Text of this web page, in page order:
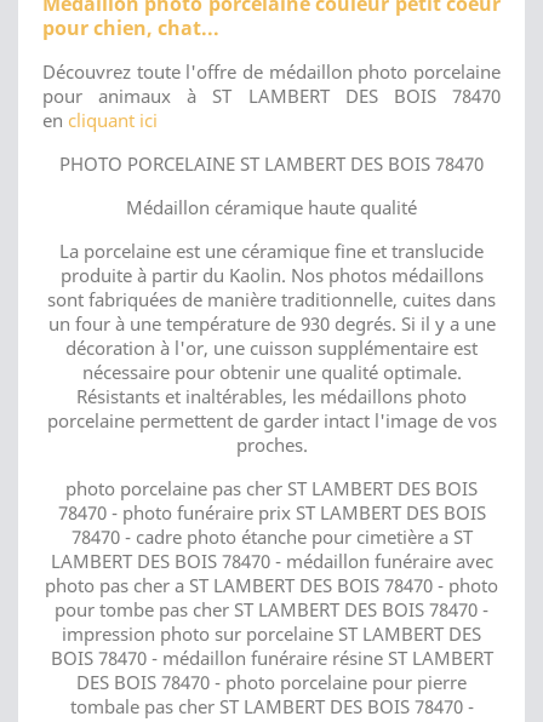
pour chien, chat...
Découvrez toute l'offre de médaillon photo porcelaine
pour animaux à ST LAMBERT DES BOIS 78470
en cliquant ici
PHOTO PORCELAINE ST LAMBERT DES BOIS 78470
Médaillon céramique haute qualité
La porcelaine est une céramique fine et translucide
produite à partir du Kaolin. Nos photos médaillons
sont fabriquées de manière traditionnelle, cuites dans
un four à une température de 930 degrés. Si il y a une
décoration à l'or, une cuisson supplémentaire est
nécessaire pour obtenir une qualité optimale.
Résistants et inaltérables, les médaillons photo
porcelaine permettent de garder intact l'image de vos
proches.
photo porcelaine pas cher ST LAMBERT DES BOIS
78470 - photo funéraire prix ST LAMBERT DES BOIS
78470 - cadre photo étanche pour cimetière a ST
LAMBERT DES BOIS 78470 - médaillon funéraire avec
photo pas cher a ST LAMBERT DES BOIS 78470 - photo
pour tombe pas cher ST LAMBERT DES BOIS 78470 -
impression photo sur porcelaine ST LAMBERT DES
BOIS 78470 - médaillon funéraire résine ST LAMBERT
DES BOIS 78470 - photo porcelaine pour pierre
tombale pas cher ST LAMBERT DES BOIS 78470 -